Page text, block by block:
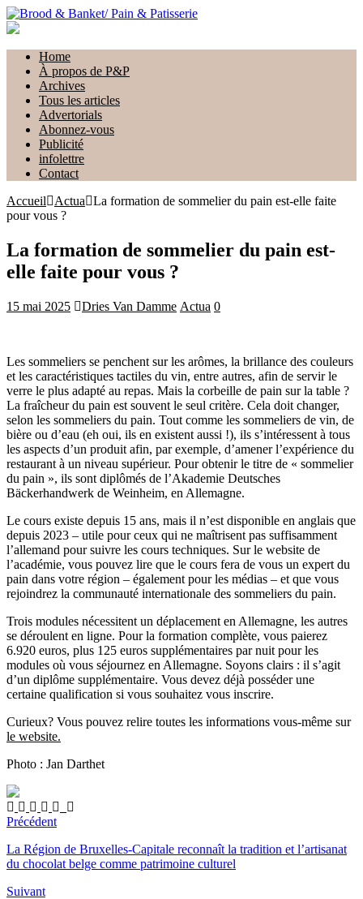
Home
À propos de P&P
Archives
Tous les articles
Advertorials
Abonnez-vous
Publicité
infolettre
Contact
Accueil
Actua
La formation de sommelier du pain est-elle faite
pour vous ?
La formation de sommelier du pain est-
elle faite pour vous ?
15 mai 2025 Dries Van Damme Actua 0
Les sommeliers se penchent sur les arômes, la brillance des couleurs
et les caractéristiques tactiles du vin, entre autres, afin de servir le
verre le plus adapté au repas. Mais la corbeille de pain sur la table ?
La fraîcheur du pain est souvent le seul critère. Cela doit changer,
selon les sommeliers du pain. Tout comme les sommeliers de vin, de
bière ou d’eau (eh oui, ils en existent aussi !), ils s’intéressent à tous
les aspects d’un produit afin, par exemple, d’amener l’expérience du
restaurant à un niveau supérieur. Pour obtenir le titre de « sommelier
du pain », ils sont diplômés de l’Akademie Deutsches
Bäckerhandwerk de Weinheim, en Allemagne.
Le cours existe depuis 15 ans, mais il n’est disponible en anglais que
depuis 2023 – utile pour ceux qui ne maîtrisent pas suffisamment
l’allemand pour suivre les cours techniques. Sur le website de
l’académie, vous pouvez lire que le cours fera de vous un expert du
pain dans votre région – également pour les médias – et que vous
rejoindrez la communauté internationale des sommeliers du pain.
Trois modules nécessitent un déplacement en Allemagne, les autres
se déroulent en ligne. Pour la formation complète, vous paierez
6.920 euros, plus 125 euros supplémentaires par nuit pour les
modules où vous séjournez en Allemagne. Soyons clairs : il s’agit
d’un diplôme supplémentaire. Vous devez déjà posséder une
certaine qualification si vous souhaitez vous inscrire.
Curieux? Vous pouvez relire toutes les informations vous-même sur
le website.
Photo : Jan Darthet
Précédent
La Région de Bruxelles-Capitale reconnaît la tradition et l’artisanat
du chocolat belge comme patrimoine culturel
Suivant